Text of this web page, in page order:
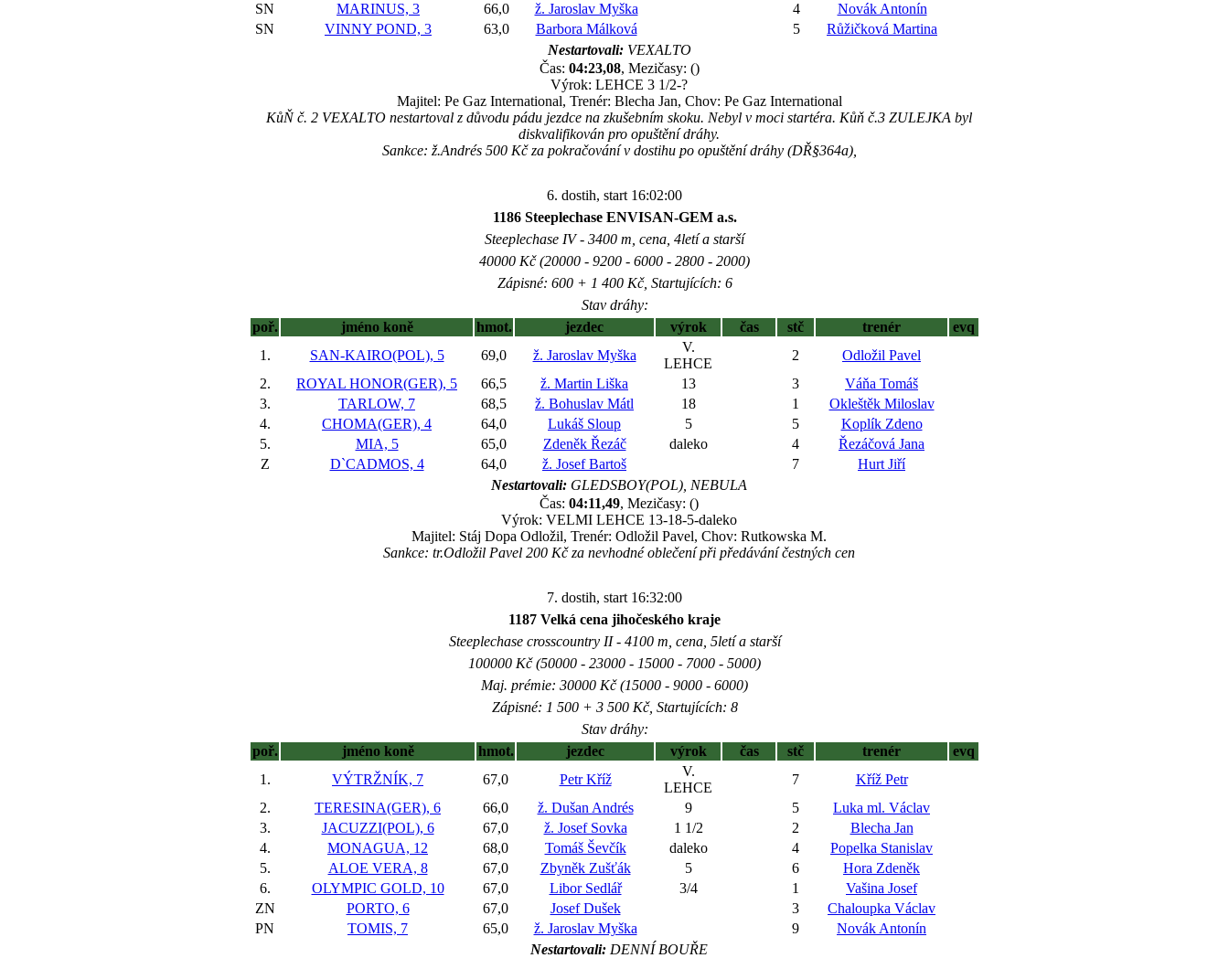
SN
MARINUS, 3 66,0 ž. Jaroslav Myška 4
Novák Antonín
SN
VINNY POND, 3 63,0 Barbora Málková 5
Růžičková Martina
Nestartovali:VEXALTO
Čas: 04:23,08, Mezičasy: ()
Výrok: LEHCE 3 1/2-?
Majitel: Pe Gaz International, Trenér: Blecha Jan, Chov: Pe Gaz International
KůŇ č. 2 VEXALTO nestartoval z důvodu pádu jezdce na zkušebním skoku. Nebyl v moci startéra. Kůň č.3 ZULEJKA byl
diskvalifikován pro opuštění dráhy.
Sankce: ž.Andrés 500 Kč za pokračování v dostihu po opuštění dráhy (DŘ§364a),
6. dostih, start 16:02:00
1186 Steeplechase ENVISAN-GEM a.s.
Steeplechase IV - 3400 m, cena, 4letí a starší
40000 Kč (20000 - 9200 - 6000 - 2800 - 2000)
Zápisné: 600 + 1 400 Kč, Startujících: 6
Stav dráhy:
poř.
jméno koně hmot. jezdec výrok čas stč trenér
evq
1.
SAN-KAIRO(POL), 5 69,0 ž. Jaroslav Myška
V.
LEHCE
2
Odložil Pavel
2.
ROYAL HONOR(GER), 5 66,5 ž. Martin Liška 13 3
Váňa Tomáš
3.
TARLOW, 7 68,5 ž. Bohuslav Mátl 18 1
Okleštěk Miloslav
4.
CHOMA(GER), 4 64,0 Lukáš Sloup 5 5
Koplík Zdeno
5.
MIA, 5 65,0 Zdeněk Řezáč daleko 4
Řezáčová Jana
Z
D`CADMOS, 4 64,0 ž. Josef Bartoš 7
Hurt Jiří
Nestartovali: GLEDSBOY(POL), NEBULA
Čas: 04:11,49, Mezičasy: ()
Výrok: VELMI LEHCE 13-18-5-daleko
Majitel: Stáj Dopa Odložil, Trenér: Odložil Pavel, Chov: Rutkowska M.
Sankce: tr.Odložil Pavel 200 Kč za nevhodné oblečení při předávání čestných cen
7. dostih, start 16:32:00
1187 Velká cena jihočeského kraje
Steeplechase crosscountry II - 4100 m, cena, 5letí a starší
100000 Kč (50000 - 23000 - 15000 - 7000 - 5000)
Maj. prémie: 30000 Kč (15000 - 9000 - 6000)
Zápisné: 1 500 + 3 500 Kč, Startujících: 8
Stav dráhy:
poř.
jméno koně hmot. jezdec výrok čas stč trenér
evq
1.
VÝTRŽNÍK, 7 67,0 Petr Kříž
V.
LEHCE
7
Kříž Petr
2.
TERESINA(GER), 6 66,0 ž. Dušan Andrés 9 5
Luka ml. Václav
3.
JACUZZI(POL), 6 67,0 ž. Josef Sovka 1 1/2 2
Blecha Jan
4.
MONAGUA, 12 68,0 Tomáš Ševčík daleko 4
Popelka Stanislav
5.
ALOE VERA, 8 67,0 Zbyněk Zušťák 5 6
Hora Zdeněk
6.
OLYMPIC GOLD, 10 67,0 Libor Sedlář 3/4 1
Vašina Josef
ZN
PORTO, 6 67,0 Josef Dušek 3
Chaloupka Václav
PN
TOMIS, 7 65,0 ž. Jaroslav Myška 9
Novák Antonín
Nestartovali: DENNÍ BOUŘE